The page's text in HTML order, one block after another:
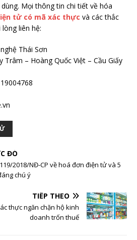
Mọi thông tin chi tiết về hóa
tử có mã xác thực và các thắc
liên hệ:
Thái Sơn
Trâm – Hoàng Quốc Việt – Cầu Giấy
ĐÓ
2018/NĐ-CP về hoá đơn điện tử và 5
chú ý
TIẾP THEO
thực ngăn chặn hộ kinh
doanh trốn thuế